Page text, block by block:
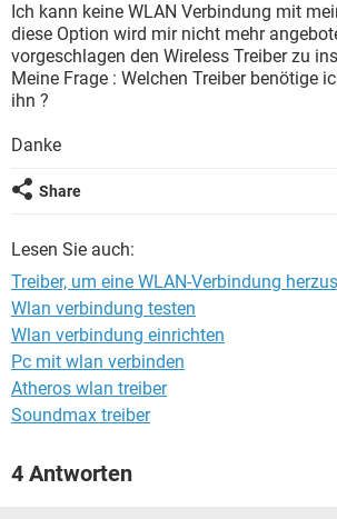
FACEBOOK
WINDOWS 10
WHATSAPP TIKTOK
FACEBOOK
Ich kann keine WLAN Verbindung mit
diese Option wird mir nicht mehr
vorgeschlagen den Wireless Treiber zu
Meine Frage : Welchen Treiber benötige
ihn ?
Danke
Share
Lesen Sie auch:
Treiber, um eine WLAN-Verbindung
Wlan verbindung testen
Wlan verbindung einrichten
Pc mit wlan verbinden
Atheros wlan treiber
Soundmax treiber
4 Antworten